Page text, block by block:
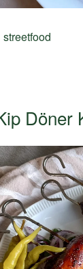
streetfood
Döner